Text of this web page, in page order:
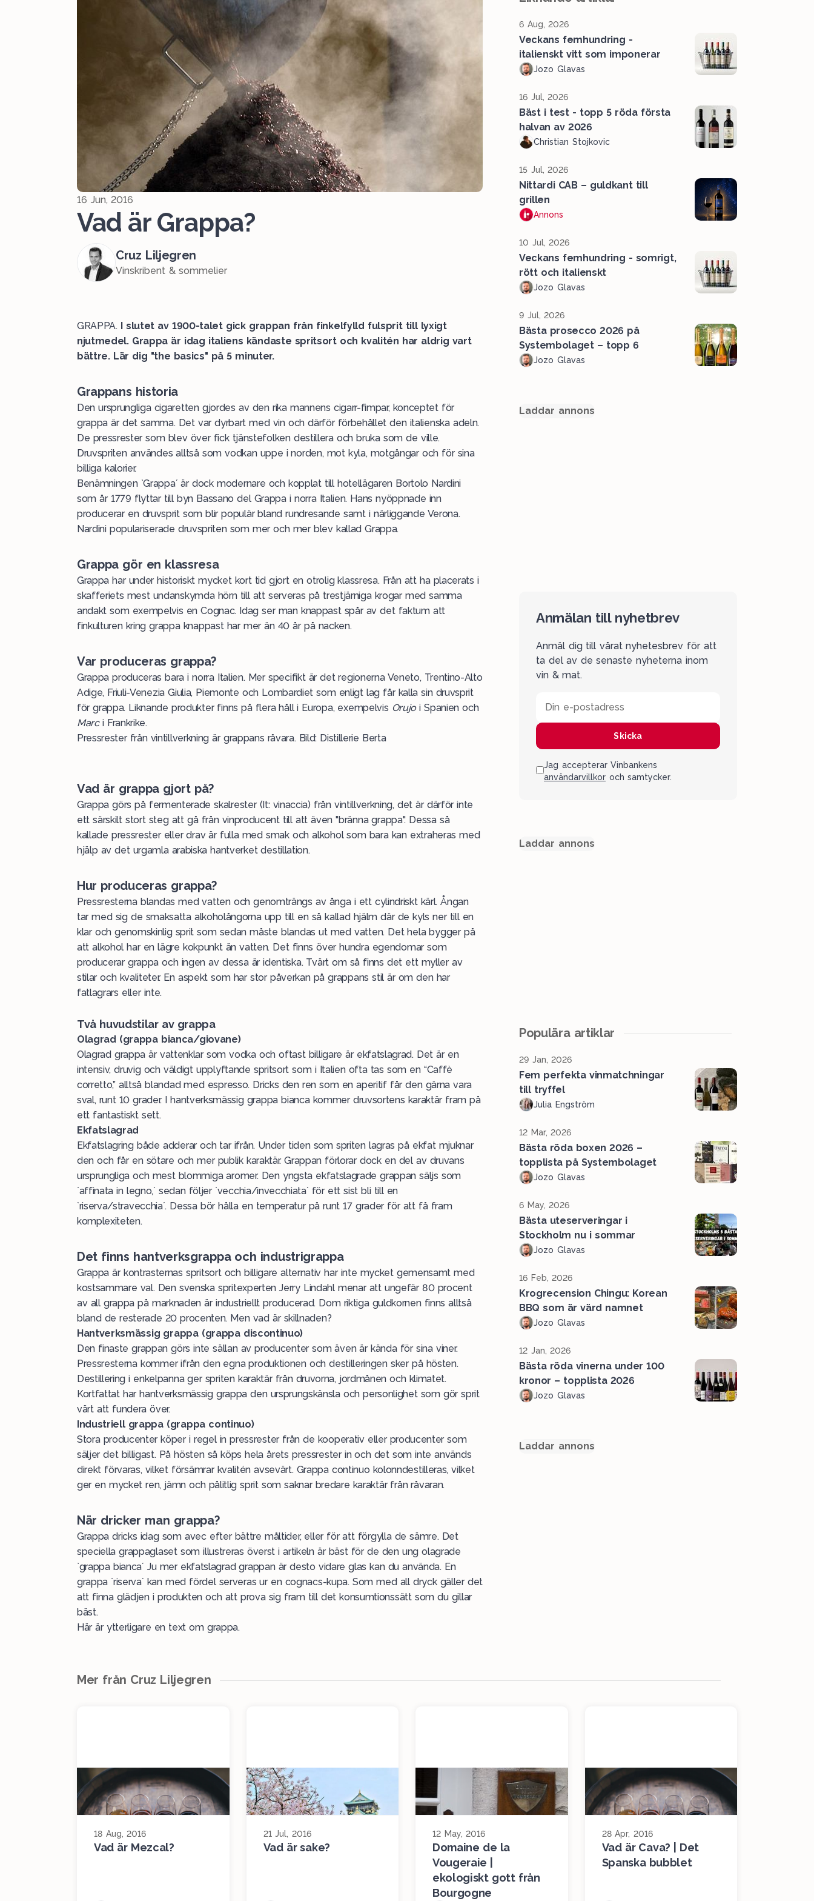
16 Jun, 2016
Vad är Grappa?
Cruz Liljegren
Vinskribent & sommelier
GRAPPA. I slutet av 1900-talet gick grappan från finkelfylld fulsprit till lyxigt
njutmedel. Grappa är idag italiens kändaste spritsort och kvalitén har aldrig vart
bättre. Lär dig "the basics" på 5 minuter.
Grappans historia
Den ursprungliga cigaretten gjordes av den rika mannens cigarr-fimpar, konceptet för
grappa är det samma. Det var dyrbart med vin och därför förbehållet den italienska adeln.
De pressrester som blev över fick tjänstefolken destillera och bruka som de ville.
Druvspriten användes alltså som vodkan uppe i norden, mot kyla, motgångar och för sina
billiga kalorier.
Benämningen `Grappa´ är dock modernare och kopplat till hotellägaren Bortolo Nardini
som år 1779 flyttar till byn Bassano del Grappa i norra Italien. Hans nyöppnade inn
producerar en druvsprit som blir populär bland rundresande samt i närliggande Verona.
Nardini populariserade druvspriten som mer och mer blev kallad Grappa.
Grappa gör en klassresa
Grappa har under historiskt mycket kort tid gjort en otrolig klassresa. Från att ha placerats i
skafferiets mest undanskymda hörn till att serveras på trestjärniga krogar med samma
andakt som exempelvis en Cognac. Idag ser man knappast spår av det faktum att
finkulturen kring grappa knappast har mer än 40 år på nacken.
Var produceras grappa?
Grappa produceras bara i norra Italien. Mer specifikt är det regionerna Veneto, Trentino-Alto
Adige, Friuli-Venezia Giulia, Piemonte och Lombardiet som enligt lag får kalla sin druvsprit
för grappa. Liknande produkter finns på flera håll i Europa, exempelvis Orujoi Spanien och
Marci Frankrike.
Pressrester från vintillverkning är grappans råvara. Bild: Distillerie Berta
Vad är grappa gjort på?
Grappa görs på fermenterade skalrester (It: vinaccia) från vintillverkning, det är därför inte
ett särskilt stort steg att gå från vinproducent till att även "bränna grappa". Dessa så
kallade pressrester eller drav är fulla med smak och alkohol som bara kan extraheras med
hjälp av det urgamla arabiska hantverket destillation.
Hur produceras grappa?
Pressresterna blandas med vatten och genomträngs av ånga i ett cylindriskt kärl. Ångan
tar med sig de smaksatta alkoholångorna upp till en så kallad hjälm där de kyls ner till en
klar och genomskinlig sprit som sedan måste blandas ut med vatten. Det hela bygger på
att alkohol har en lägre kokpunkt än vatten. Det finns över hundra egendomar som
producerar grappa och ingen av dessa är identiska. Tvärt om så finns det ett myller av
stilar och kvaliteter. En aspekt som har stor påverkan på grappans stil är om den har
fatlagrars eller inte.
Två huvudstilar av grappa
Olagrad (grappa bianca/giovane)
Olagrad grappa är vattenklar som vodka och oftast billigare är ekfatslagrad. Det är en
intensiv, druvig och väldigt upplyftande spritsort som i Italien ofta tas som en “Caffè
corretto,” alltså blandad med espresso. Dricks den ren som en aperitif får den gärna vara
sval, runt 10 grader. I hantverksmässig grappa bianca kommer druvsortens karaktär fram på
ett fantastiskt sett.
Ekfatslagrad
Ekfatslagring både adderar och tar ifrån. Under tiden som spriten lagras på ekfat mjuknar
den och får en sötare och mer publik karaktär. Grappan förlorar dock en del av druvans
ursprungliga och mest blommiga aromer. Den yngsta ekfatslagrade grappan säljs som
`affinata in legno,´ sedan följer `vecchia/invecchiata´ för ett sist bli till en
`riserva/stravecchia´. Dessa bör hålla en temperatur på runt 17 grader för att få fram
komplexiteten.
Det finns hantverksgrappa och industrigrappa
Grappa är kontrasternas spritsort och billigare alternativ har inte mycket gemensamt med
kostsammare val. Den svenska spritexperten Jerry Lindahl menar att ungefär 80 procent
av all grappa på marknaden är industriellt producerad. Dom riktiga guldkornen finns alltså
bland de resterade 20 procenten. Men vad är skillnaden?
Hantverksmässig grappa (grappa discontinuo)
Den finaste grappan görs inte sällan av producenter som även är kända för sina viner.
Pressresterna kommer ifrån den egna produktionen och destilleringen sker på hösten.
Destillering i enkelpanna ger spriten karaktär från druvorna, jordmånen och klimatet.
Kortfattat har hantverksmässig grappa den ursprungskänsla och personlighet som gör sprit
värt att fundera över.
Industriell grappa (grappa continuo)
Stora producenter köper i regel in pressrester från de kooperativ eller producenter som
säljer det billigast. På hösten så köps hela årets pressrester in och det som inte används
direkt förvaras, vilket försämrar kvalitén avsevärt. Grappa continuo kolonndestilleras, vilket
ger en mycket ren, jämn och pålitlig sprit som saknar bredare karaktär från råvaran.
När dricker man grappa?
Grappa dricks idag som avec efter bättre måltider, eller för att förgylla de sämre. Det
speciella grappaglaset som illustreras överst i artikeln är bäst för de den ung olagrade
`grappa bianca´ Ju mer ekfatslagrad grappan är desto vidare glas kan du använda. En
grappa `riserva´ kan med fördel serveras ur en cognacs-kupa. Som med all dryck gäller det
att finna glädjen i produkten och att prova sig fram till det konsumtionssätt som du gillar
bäst.
Här är ytterligare en text om grappa.
6 Aug, 2026
Veckans femhundring -
italienskt vitt som imponerar
Jozo Glavas
16 Jul, 2026
Bäst i test - topp 5 röda första
halvan av 2026
Christian Stojkovic
15 Jul, 2026
Nittardi CAB – guldkant till
grillen
Annons
10 Jul, 2026
Veckans femhundring - somrigt,
rött och italienskt
Jozo Glavas
9 Jul, 2026
Bästa prosecco 2026 på
Systembolaget – topp 6
Jozo Glavas
Laddar annons
Anmälan till nyhetbrev
Anmäl dig till vårat nyhetesbrev för att
ta del av de senaste nyheterna inom
vin & mat.
Din e-postadress
Skicka
Jag accepterar Vinbankens
användarvillkor och samtycker.
Laddar annons
Populära artiklar
29 Jan, 2026
Fem perfekta vinmatchningar
till tryffel
Julia Engström
12 Mar, 2026
Bästa röda boxen 2026 –
topplista på Systembolaget
Jozo Glavas
6 May, 2026
Bästa uteserveringar i
Stockholm nu i sommar
Jozo Glavas
16 Feb, 2026
Krogrecension Chingu: Korean
BBQ som är värd namnet
Jozo Glavas
12 Jan, 2026
Bästa röda vinerna under 100
kronor – topplista 2026
Jozo Glavas
Laddar annons
Mer från Cruz Liljegren
18 Aug, 2016
Vad är Mezcal?
21 Jul, 2016
Vad är sake?
12 May, 2016
Domaine de la
Vougeraie |
ekologiskt gott från
Bourgogne
28 Apr, 2016
Vad är Cava? | Det
Spanska bubblet